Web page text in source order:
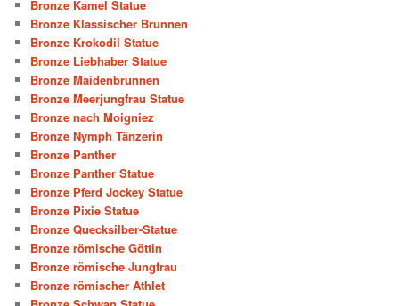
Bronze Kamel Statue
Bronze Klassischer Brunnen
Bronze Krokodil Statue
Bronze Liebhaber Statue
Bronze Maidenbrunnen
Bronze Meerjungfrau Statue
Bronze nach Moigniez
Bronze Nymph Tänzerin
Bronze Panther
Bronze Panther Statue
Bronze Pferd Jockey Statue
Bronze Pixie Statue
Bronze Quecksilber-Statue
Bronze römische Göttin
Bronze römische Jungfrau
Bronze römischer Athlet